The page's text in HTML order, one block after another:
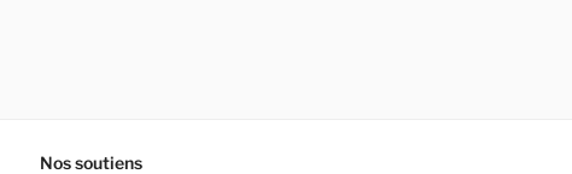
Nos soutiens